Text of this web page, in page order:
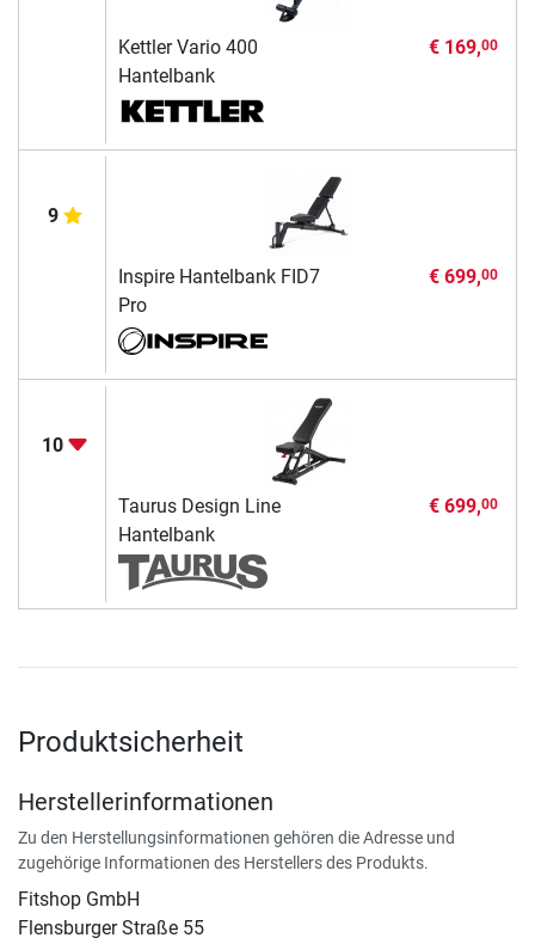
Kettler Vario 400
Hantelbank
€ 169,00
9
Inspire Hantelbank FID7
Pro
€ 699,00
10
Taurus Design Line
Hantelbank
€ 699,00
Produktsicherheit
Herstellerinformationen
Zu den Herstellungsinformationen gehören die Adresse und
zugehörige Informationen des Herstellers des Produkts.
Fitshop GmbH
Flensburger Straße 55